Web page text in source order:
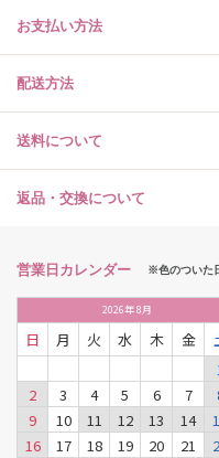
お支払い方法
配送方法
送料について
返品・交換について
営業日カレンダー ※色のついた
2026年8月
日 月 火 水 木 金
2
3 4 5 6 7
9
10 11 12 13 14
16
17 18 19 20 21